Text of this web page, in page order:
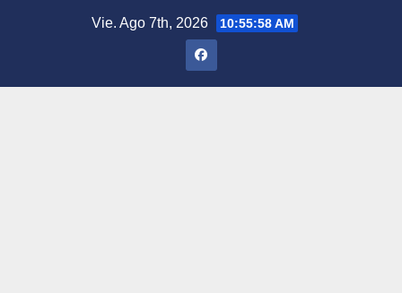
Vie. Ago 7th, 2026 10:55:59 AM